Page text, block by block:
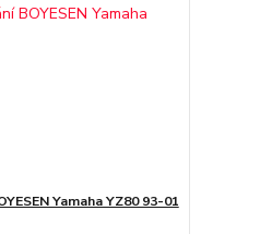
Yamaha YZ80 93-01